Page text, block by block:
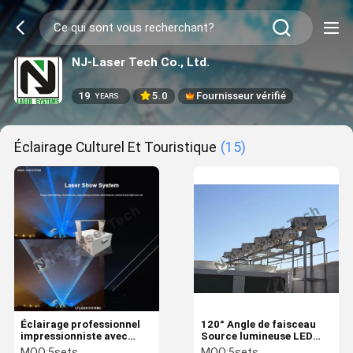
NJ-Laser Tech Co., Ltd.
19 YEARS 5.0 Fournisseur vérifié
Éclairage Culturel Et Touristique (15)
Éclairage professionnel
impressionniste avec
atténuation 0-10V/1-10V
120° Angle de faisceau
Source lumineuse LED
alliage d'aluminium